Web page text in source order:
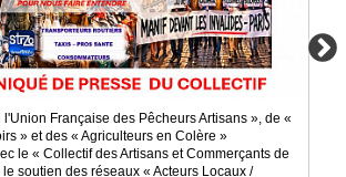
Française des Pêcheurs Artisans », de «
» et des « Agriculteurs en Colère »
le « Collectif des Artisans et Commerçants de
le soutien des réseaux « Acteurs Locaux /